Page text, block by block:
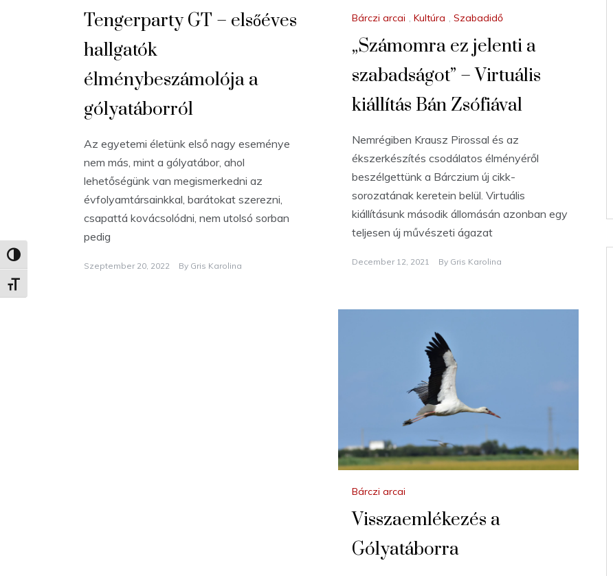
Nagy kontraszt váltása
Betűméret váltása
Tengerparty GT – elsőéves
hallgatók
élménybeszámolója a
gólyatáborról
Az egyetemi életünk első nagy eseménye
nem más, mint a gólyatábor, ahol
lehetőségünk van megismerkedni az
évfolyamtársainkkal, barátokat szerezni,
csapattá kovácsolódni, nem utolsó sorban
pedig
Szeptember 20, 2022 By Gris Karolina
Bárczi arcai , Kultúra , Szabadidő
„Számomra ez jelenti a
szabadságot” – Virtuális
kiállítás Bán Zsófiával
Nemrégiben Krausz Pirossal és az
ékszerkészítés csodálatos élményéről
beszélgettünk a Bárczium új cikk-
sorozatának keretein belül. Virtuális
kiállításunk második állomásán azonban egy
teljesen új művészeti ágazat
December 12, 2021 By Gris Karolina
Bárczi arcai
Visszaemlékezés a
Gólyatáborra